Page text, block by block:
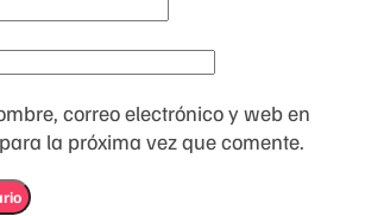
correo electrónico y web en
la próxima vez que comente.